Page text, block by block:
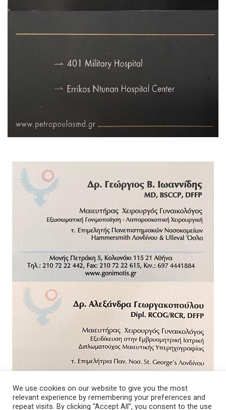
We use cookies on our website to give you the most
relevant experience by remembering your preferences and
repeat visits. By clicking “Accept All”, you consent to the use